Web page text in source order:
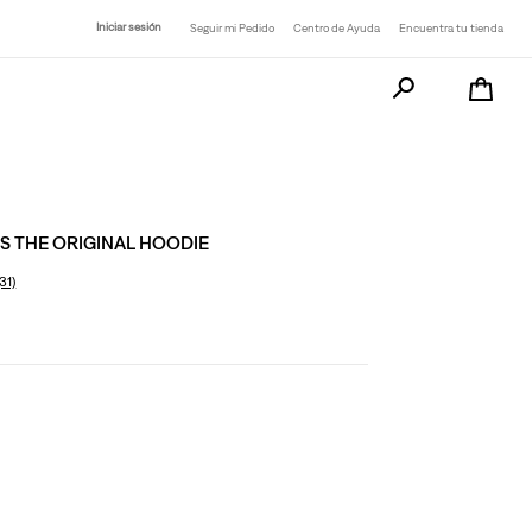
Iniciar sesión Seguir mi Pedido Centro de Ayuda Encuentra tu tienda
Busca tu producto
THE ORIGINAL HOODIE